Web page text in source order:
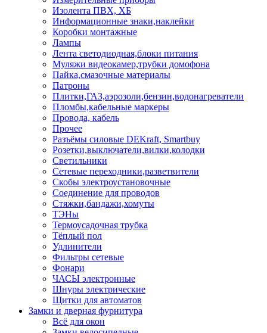
Изолента ПВХ, ХБ
Информационные знаки,наклейки
Коробки монтажные
Лампы
Лента светодиодная,блоки питания
Муляжи видеокамер,трубки домофона
Пайка,смазочные материалы
Патроны
Плитки,ГАЗ,аэрозоли,бензин,водонагреватели
Пломбы,кабельные маркеры
Провода, кабель
Прочее
Разъёмы силовые DEKraft, Smartbuy
Розетки,выключатели,вилки,колодки
Светильники
Сетевые переходники,разветвители
Скобы электроустановочные
Соединение для проводов
Стяжки,бандажи,хомуты
ТЭНы
Термоусадочная трубка
Тёплый пол
Удлинители
Фильтры сетевые
Фонари
ЧАСЫ электронные
Шнуры электрические
Щитки для автоматов
Замки и дверная фурнитура
Всё для окон